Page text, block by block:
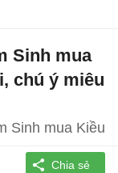
Sinh mua
chú ý miêu
Sinh mua Kiều